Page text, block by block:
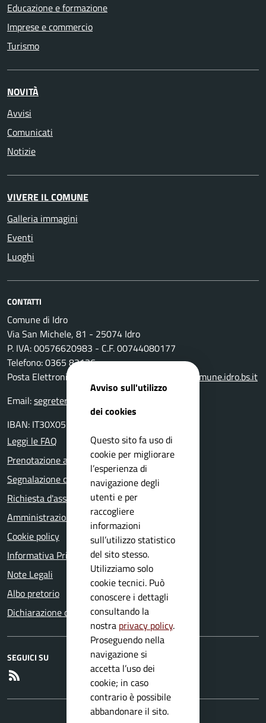
Educazione e formazione
Imprese e commercio
Turismo
NOVITÀ
Avvisi
Comunicati
Notizie
VIVERE IL COMUNE
Galleria immagini
Eventi
Luoghi
CONTATTI
Comune di Idro
Via San Michele, 81 - 25074 Idro
P. IVA: 00576620983 - C.F. 00744080177
Telefono: 0365 83136
Posta Elettronica Certificata:
protocollo@pec.comune.idro.bs.it
Email:segreteria@comune.idro.bs.it
IBAN: IT30X0511655390000000000500
Leggi le FAQ
Prenotazione appuntamento
Segnalazione disservizio
Richiesta d'assistenza
Amministrazione trasparente
Cookie policy
Informativa Privacy
Note Legali
Albo pretorio
Dichiarazione di accessibilità
SEGUICI SU
Avviso sull'utilizzo
dei cookies
Questo sito fa uso di
cookie per migliorare
l’esperienza di
navigazione degli
utenti e per
raccogliere
informazioni
sull’utilizzo statistico
del sito stesso.
Utilizziamo solo
cookie tecnici. Può
conoscere i dettagli
consultando la
nostra privacy policy.
Proseguendo nella
navigazione si
accetta l’uso dei
cookie; in caso
contrario è possibile
abbandonare il sito.